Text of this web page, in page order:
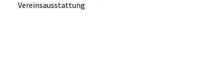
Vereinsausstattung